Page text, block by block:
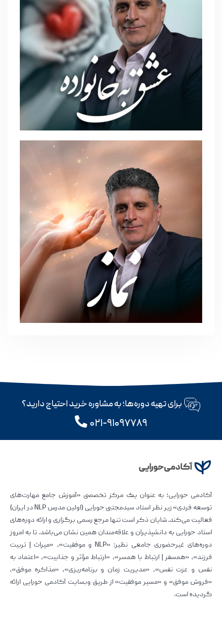
برای تهیه دوره‌ها؛ به مشاوره خرید احتیاج دارید؟
۰۲۱-۹۱۰۹۷۷۸۹
آکادمی حورایی؛ به عنوان یک مرکز تخصصی «آموزش جامع مهارت‌های
توسعه فردی» زیر نظر استاد سیدمجتبی حورایی (اولین مدرس NLP در ایران)
فعالیت می‌کند. شایان ذکر است تنها مرجع رسمی برگزاری و ارائه دوره‌های
استاد حورایی به دانشپذیران و علاقه‌مندان همین نشان می‌باشد. تا به امروز
دوره‌های غیرحضوری جامعی نظیر: «NLP و موفقیت»، «میراث | تربیت
فرزند»، «همسفر | ارتباط با همسر»، «ارتباط مؤثر و جذابیت»، «اعتماد به
نفس و عزت نفس»، «مدیریت زمان و برنامه‌ریزی»، «مذاکره موفق»،
«فروش موفق» و «مسیر موفقیت» از طریق وبسایت آکادمی حورایی ارائه
گردیده است.